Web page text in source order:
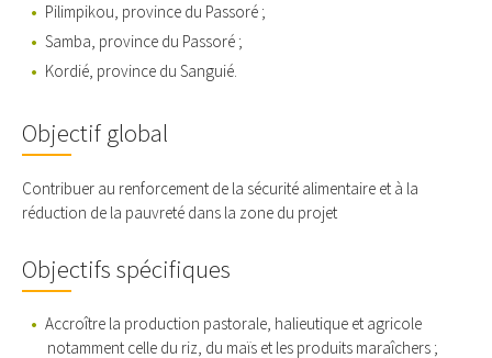
Pilimpikou, province du Passoré ;
Samba, province du Passoré ;
Kordié, province du Sanguié.
Objectif global
Contribuer au renforcement de la sécurité alimentaire et à la
réduction de la pauvreté dans la zone du projet
Objectifs spécifiques
Accroître la production pastorale, halieutique et agricole
notamment celle du riz, du maïs et les produits maraîchers ;